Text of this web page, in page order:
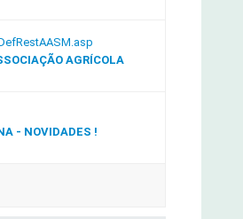
AGRÍCOLA
- NOVIDADES !